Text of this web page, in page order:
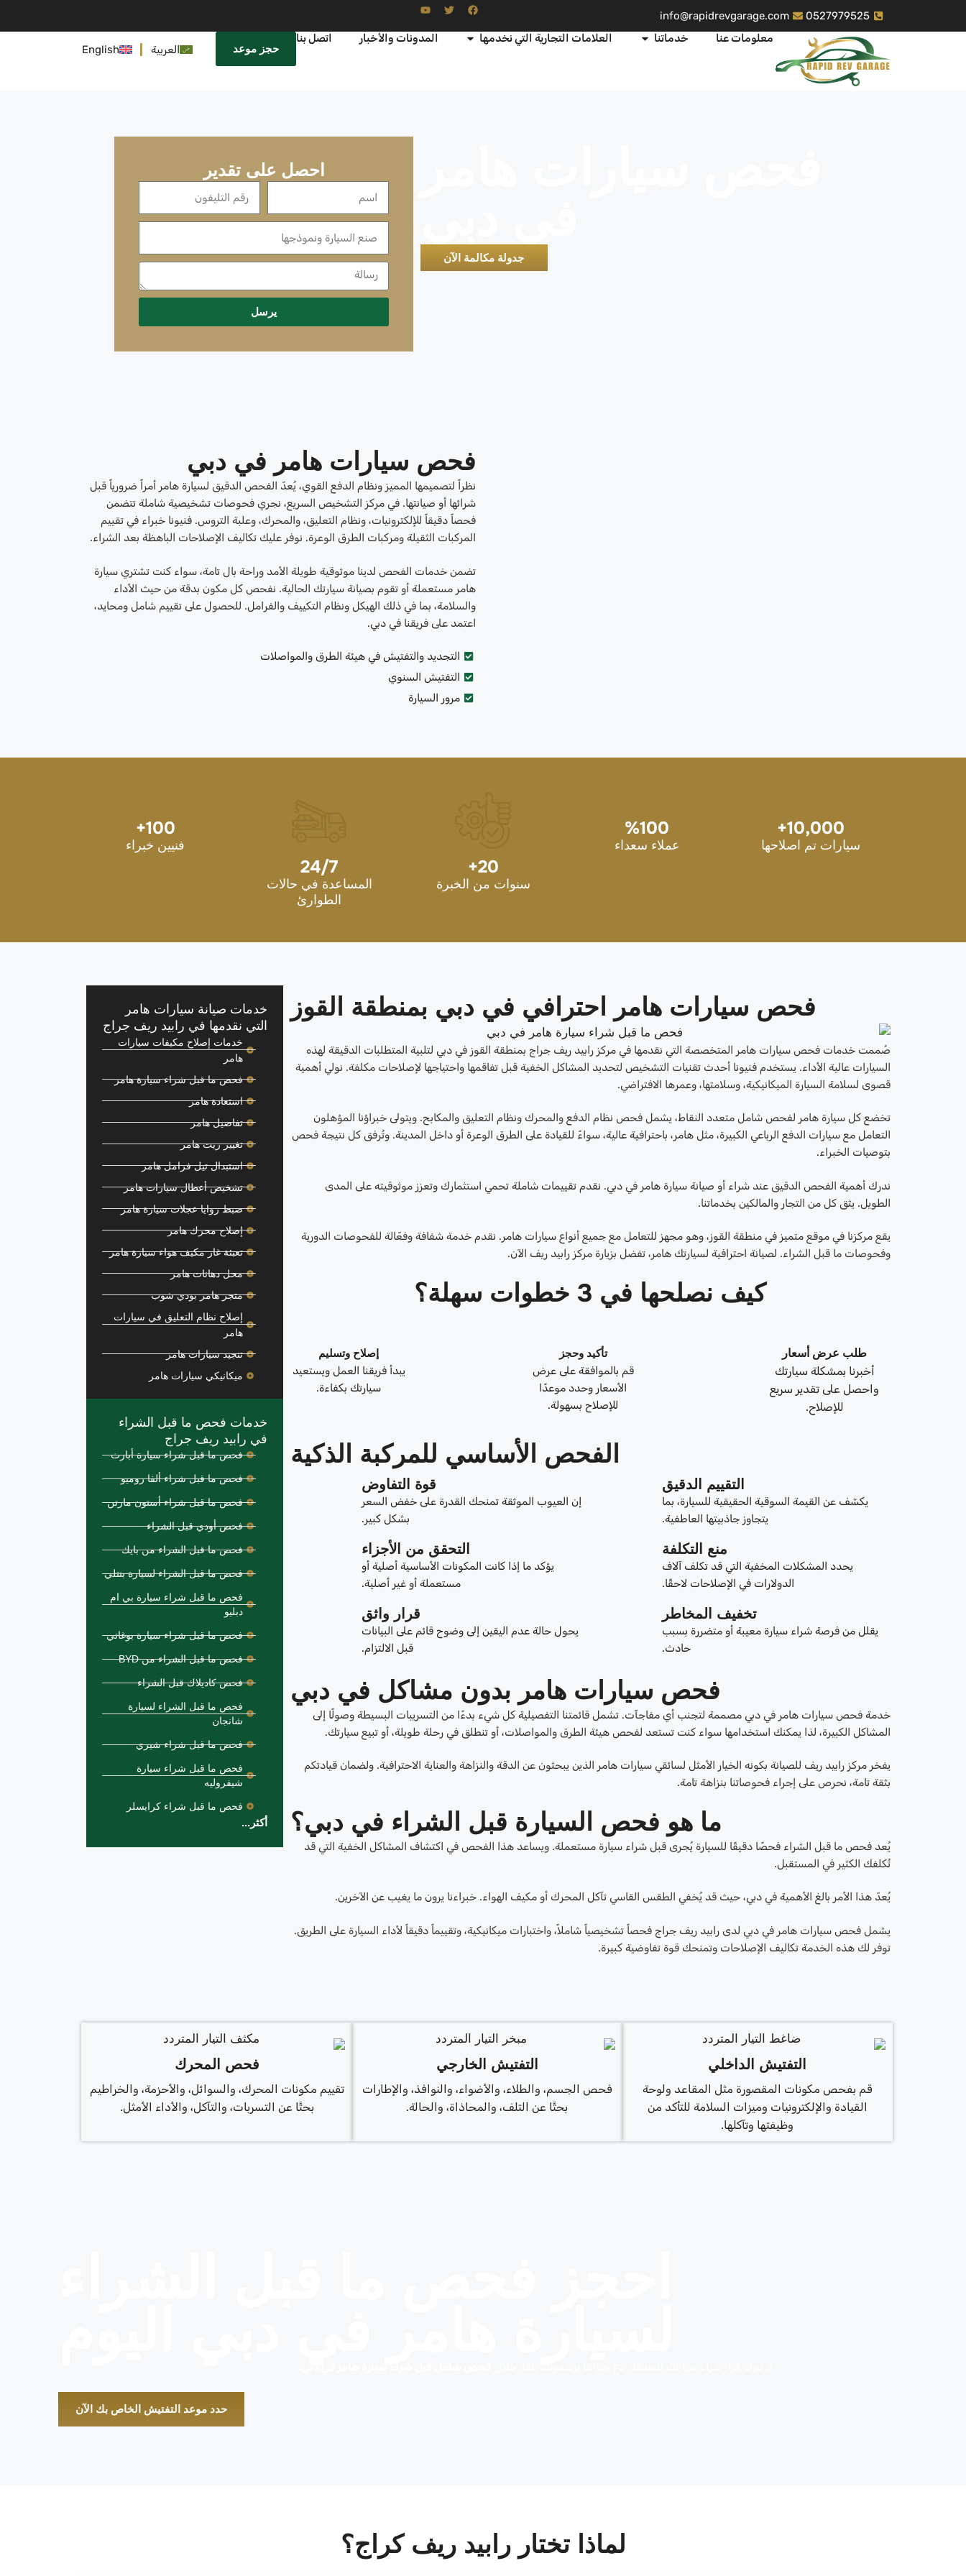
0527979525
info@rapidrevgarage.com
معلومات عنا
خدماتنا العلامات التجارية التي نخدمها المدونات والأخبار اتصل بنا
حجز موعد العربية English
جدولة مكالمة الآن
احصل على تقدير
يرسل
فحص سيارات هامر في دبي
نظراً لتصميمها المميز ونظام الدفع القوي، يُعدّ الفحص الدقيق لسيارة هامر أمراً ضرورياً قبل
شرائها أو صيانتها. في مركز التشخيص السريع، نجري فحوصات تشخيصية شاملة تتضمن
فحصاً دقيقاً للإلكترونيات، ونظام التعليق، والمحرك، وعلبة التروس. فنيونا خبراء في تقييم
المركبات الثقيلة ومركبات الطرق الوعرة. نوفر عليك تكاليف الإصلاحات الباهظة بعد الشراء.
تضمن خدمات الفحص لدينا موثوقية طويلة الأمد وراحة بال تامة، سواء كنت تشتري سيارة
هامر مستعملة أو تقوم بصيانة سيارتك الحالية. نفحص كل مكون بدقة من حيث الأداء
والسلامة، بما في ذلك الهيكل ونظام التكييف والفرامل. للحصول على تقييم شامل ومحايد،
اعتمد على فريقنا في دبي.
التجديد والتفتيش في هيئة الطرق والمواصلات
التفتيش السنوي
مرور السيارة
10,000
+
سيارات تم اصلاحها
100
%
عملاء سعداء
20
+
سنوات من الخبرة
24/7
المساعدة في حالات
الطوارئ
100
+
فنيين خبراء
فحص سيارات هامر احترافي في دبي بمنطقة القوز
صُممت خدمات فحص سيارات هامر المتخصصة التي نقدمها في مركز رابيد ريف جراج بمنطقة القوز في دبي لتلبية المتطلبات الدقيقة لهذه
السيارات عالية الأداء. يستخدم فنيونا أحدث تقنيات التشخيص لتحديد المشاكل الخفية قبل تفاقمها واحتياجها لإصلاحات مكلفة. نولي أهمية
قصوى لسلامة السيارة الميكانيكية، وسلامتها، وعمرها الافتراضي.
تخضع كل سيارة هامر لفحص شامل متعدد النقاط، يشمل فحص نظام الدفع والمحرك ونظام التعليق والمكابح. ويتولى خبراؤنا المؤهلون
التعامل مع سيارات الدفع الرباعي الكبيرة، مثل هامر، باحترافية عالية، سواءً للقيادة على الطرق الوعرة أو داخل المدينة. وتُرفق كل نتيجة فحص
بتوصيات الخبراء.
ندرك أهمية الفحص الدقيق عند شراء أو صيانة سيارة هامر في دبي. نقدم تقييمات شاملة تحمي استثمارك وتعزز موثوقيته على المدى
الطويل. يثق كل من التجار والمالكين بخدماتنا.
يقع مركزنا في موقع متميز في منطقة القوز، وهو مجهز للتعامل مع جميع أنواع سيارات هامر. نقدم خدمة شفافة وفعّالة للفحوصات الدورية
وفحوصات ما قبل الشراء. لصيانة احترافية لسيارتك هامر، تفضل بزيارة مركز رابيد ريف الآن.
كيف نصلحها في 3 خطوات سهلة؟
طلب عرض أسعار
أخبرنا بمشكلة سيارتك
واحصل على تقدير سريع
للإصلاح.
تأكيد وحجز
قم بالموافقة على عرض
الأسعار وحدد موعدًا
للإصلاح بسهولة.
إصلاح وتسليم
يبدأ فريقنا العمل ويستعيد
سيارتك بكفاءة.
الفحص الأساسي للمركبة الذكية
التقييم الدقيق
يكشف عن القيمة السوقية الحقيقية للسيارة، بما
يتجاوز جاذبيتها العاطفية.
قوة التفاوض
إن العيوب الموثقة تمنحك القدرة على خفض السعر
بشكل كبير.
منع التكلفة
يحدد المشكلات المخفية التي قد تكلف آلاف
الدولارات في الإصلاحات لاحقًا.
التحقق من الأجزاء
يؤكد ما إذا كانت المكونات الأساسية أصلية أو
مستعملة أو غير أصلية.
تخفيف المخاطر
يقلل من فرصة شراء سيارة معيبة أو متضررة بسبب
حادث.
قرار واثق
يحول حالة عدم اليقين إلى وضوح قائم على البيانات
قبل الالتزام.
فحص سيارات هامر بدون مشاكل في دبي
خدمة فحص سيارات هامر في دبي مصممة لتجنب أي مفاجآت. تشمل قائمتنا التفصيلية كل شيء بدءًا من التسريبات البسيطة وصولًا إلى
المشاكل الكبيرة، لذا يمكنك استخدامها سواء كنت تستعد لفحص هيئة الطرق والمواصلات، أو تنطلق في رحلة طويلة، أو تبيع سيارتك.
يفخر مركز رابيد ريف للصيانة بكونه الخيار الأمثل لسائقي سيارات هامر الذين يبحثون عن الدقة والنزاهة والعناية الاحترافية. ولضمان قيادتكم
بثقة تامة، نحرص على إجراء فحوصاتنا بنزاهة تامة.
ما هو فحص السيارة قبل الشراء في دبي؟
يُعد فحص ما قبل الشراء فحصًا دقيقًا للسيارة يُجرى قبل شراء سيارة مستعملة. ويساعد هذا الفحص في اكتشاف المشاكل الخفية التي قد
تُكلفك الكثير في المستقبل.
يُعدّ هذا الأمر بالغ الأهمية في دبي، حيث قد يُخفي الطقس القاسي تآكل المحرك أو مكيف الهواء. خبراءنا يرون ما يغيب عن الآخرين.
يشمل فحص سيارات هامر في دبي لدى رابيد ريف جراج فحصاً تشخيصياً شاملاً، واختبارات ميكانيكية، وتقييماً دقيقاً لأداء السيارة على الطريق.
توفر لك هذه الخدمة تكاليف الإصلاحات وتمنحك قوة تفاوضية كبيرة.
خدمات صيانة سيارات هامر
التي نقدمها في رابيد ريف جراج
خدمات إصلاح مكيفات سيارات
هامر
فحص ما قبل شراء سيارة هامر
استعادة هامر
تفاصيل هامر
تغيير زيت هامر
استبدال تيل فرامل هامر
تشخيص أعطال سيارات هامر
ضبط زوايا عجلات سيارة هامر
إصلاح محرك هامر
تعبئة غاز مكيف هواء سيارة هامر
محل دهانات هامر
متجر هامر بودي شوب
إصلاح نظام التعليق في سيارات
هامر
تنجيد سيارات هامر
ميكانيكي سيارات هامر
خدمات فحص ما قبل الشراء
في رابيد ريف جراج
فحص ما قبل شراء سيارة أبارث
فحص ما قبل شراء ألفا روميو
فحص ما قبل شراء أستون مارتن
فحص أودي قبل الشراء
فحص ما قبل الشراء من بايك
فحص ما قبل الشراء لسيارة بنتلي
فحص ما قبل شراء سيارة بي ام
دبليو
فحص ما قبل شراء سيارة بوغاتي
فحص ما قبل الشراء من BYD
فحص كاديلاك قبل الشراء
فحص ما قبل الشراء لسيارة
شانجان
فحص ما قبل شراء شيري
فحص ما قبل شراء سيارة
شيفروليه
فحص ما قبل شراء كرايسلر
أكثر...
التفتيش الداخلي
قم بفحص مكونات المقصورة مثل المقاعد ولوحة
القيادة والإلكترونيات وميزات السلامة للتأكد من
وظيفتها وتآكلها.
التفتيش الخارجي
فحص الجسم، والطلاء، والأضواء، والنوافذ، والإطارات
بحثًا عن التلف، والمحاذاة، والحالة.
فحص المحرك
تقييم مكونات المحرك، والسوائل، والأحزمة، والخراطيم
بحثًا عن التسربات، والتآكل، والأداء الأمثل.
حدد موعد التفتيش الخاص بك الآن
لماذا تختار رابيد ريف كراج؟